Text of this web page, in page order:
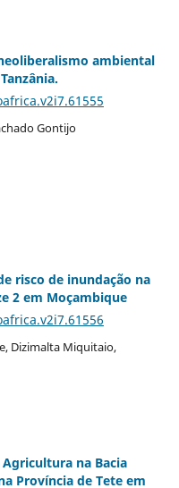
ambiental
Gontijo
risco de inundação na
2 em Moçambique
Dizimalta Miquitaio,
na Bacia
Província de Tete em